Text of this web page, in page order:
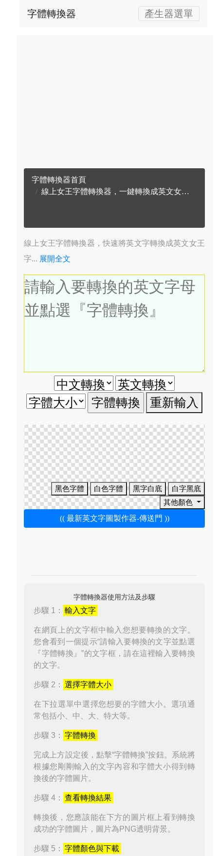
字體轉換器 產生器選單
字體轉換器首頁
線上女王字體轉換器，一鍵轉換成英文女王字體
線上女王字體轉換器，快速將英文字轉換成英文女王
字... 展開全文
重新輸入
黑色字體 白色字體 黑字白底
白字黑底
其他顏色
(( 最新英文字圖製作器-傳送門 ))
字體轉換器使用方法及步驟
步驟 1： 輸入文字
在網頁上的文字框中輸入您想要轉換的文字。
您會看到一個提示“請輸入要轉換的文字並點選
『字體轉換』”的文字框，請在這裡輸入要轉換
的文字。
步驟 2： 選擇字體大小
在下拉選單中選擇您想要的字體大小。選項通
常包括小、中、大、特大等。
步驟 3： 字體轉換
完成上方設定後，點擊“字體轉換”按鈕。系統將
根據您剛剛輸入的文字內容和字體大小得到轉
換後的字體圖片。
步驟 4： 查看轉換結果
轉換後，您應該能在下方的圖片框上看到轉換
成功的字體圖片，圖片為PNG透明背景。
步驟 5： 字體顏色與下載